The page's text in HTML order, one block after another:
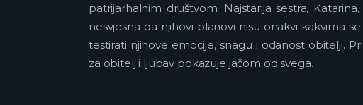
patrijarhalnim društvom. Najstarija sestra,
nesvjesna da njihovi planovi nisu onakvi kakvima
testirati njihove emocije, snagu i odanost obitelji.
za obitelj i ljubav pokazuje jačom od svega.